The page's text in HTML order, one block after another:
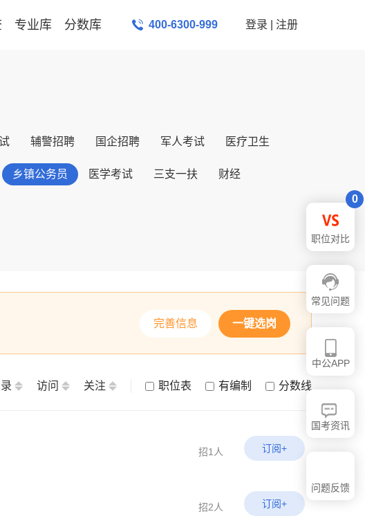
400-6300-999 登录 注册
专业库 分数库
辅警招聘 国企招聘 军人考试 医疗卫生
乡镇公务员 医学考试 三支一扶 财经
完善信息 一键选岗
访问 关注 职位表 有编制 分数线
招1人 订阅+
招2人 订阅+
0
职位对比
常见问题
中公APP
国考资讯
问题反馈